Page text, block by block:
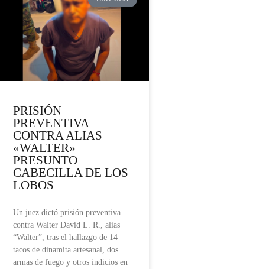
PRISIÓN
PREVENTIVA
CONTRA ALIAS
«WALTER»
PRESUNTO
CABECILLA DE LOS
LOBOS
Un juez dictó prisión preventiva
contra Walter David L. R., alias
“Walter”, tras el hallazgo de 14
tacos de dinamita artesanal, dos
armas de fuego y otros indicios en